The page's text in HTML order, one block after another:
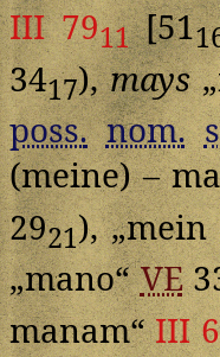
III 7911[51
3417),mays
poss. nom.
(meine) –
2921),
„mano“VE
manam“III